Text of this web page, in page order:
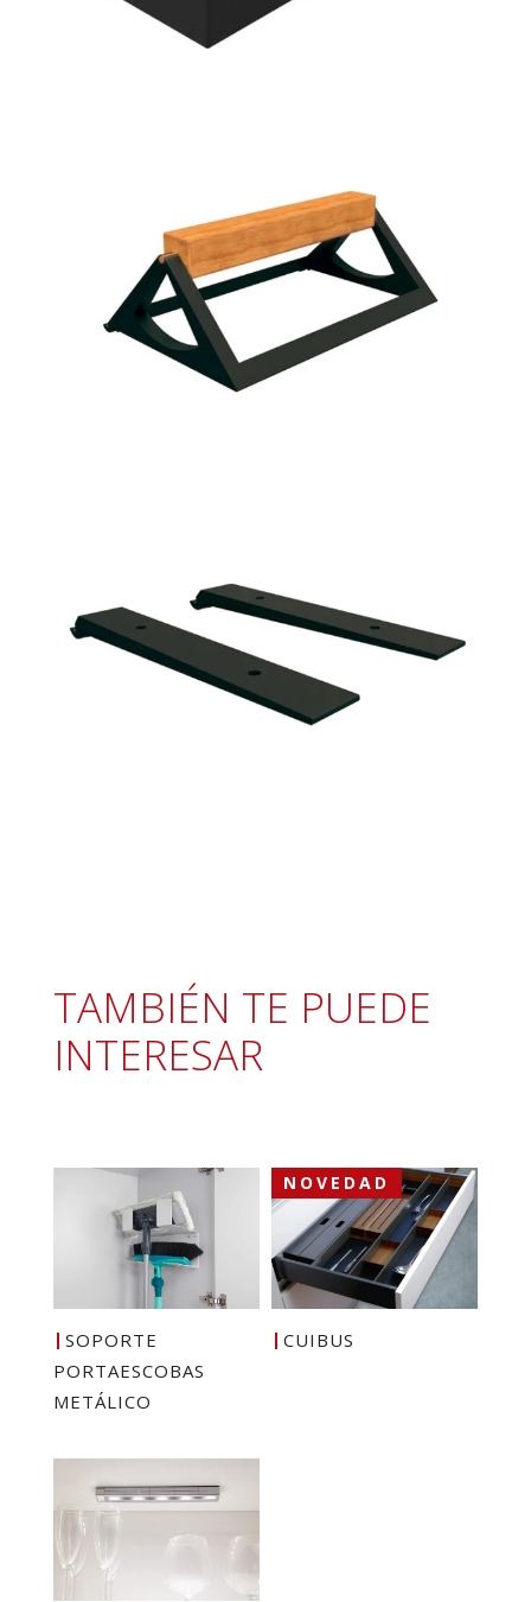
TAMBIÉN TE PUEDE
INTERESAR
SOPORTE
PORTAESCOBAS
METÁLICO
NOVEDAD
CUIBUS